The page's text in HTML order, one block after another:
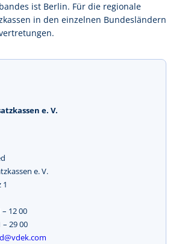
ist Berlin. Für die regionale
in den einzelnen Bundesländern
e. V.
e. V.
1
– 12 00
– 29 00